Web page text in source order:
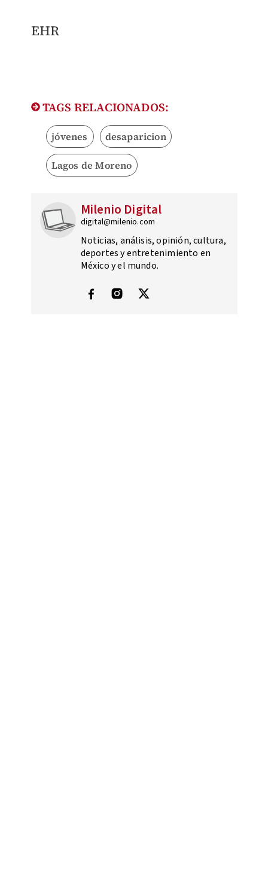
EHR
TAGS RELACIONADOS:
jóvenes desaparicion
Lagos de Moreno
Milenio Digital
digital@milenio.com
Noticias, análisis, opinión, cultura,
deportes y entretenimiento en
México y el mundo.